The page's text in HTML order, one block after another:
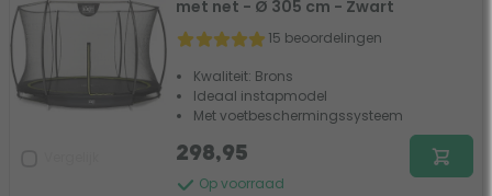
met net - Ø 305 cm - Zwart
15 beoordelingen
Kwaliteit: Brons
Ideaal instapmodel
Met voetbeschermingssysteem
Op voorraad
298,95